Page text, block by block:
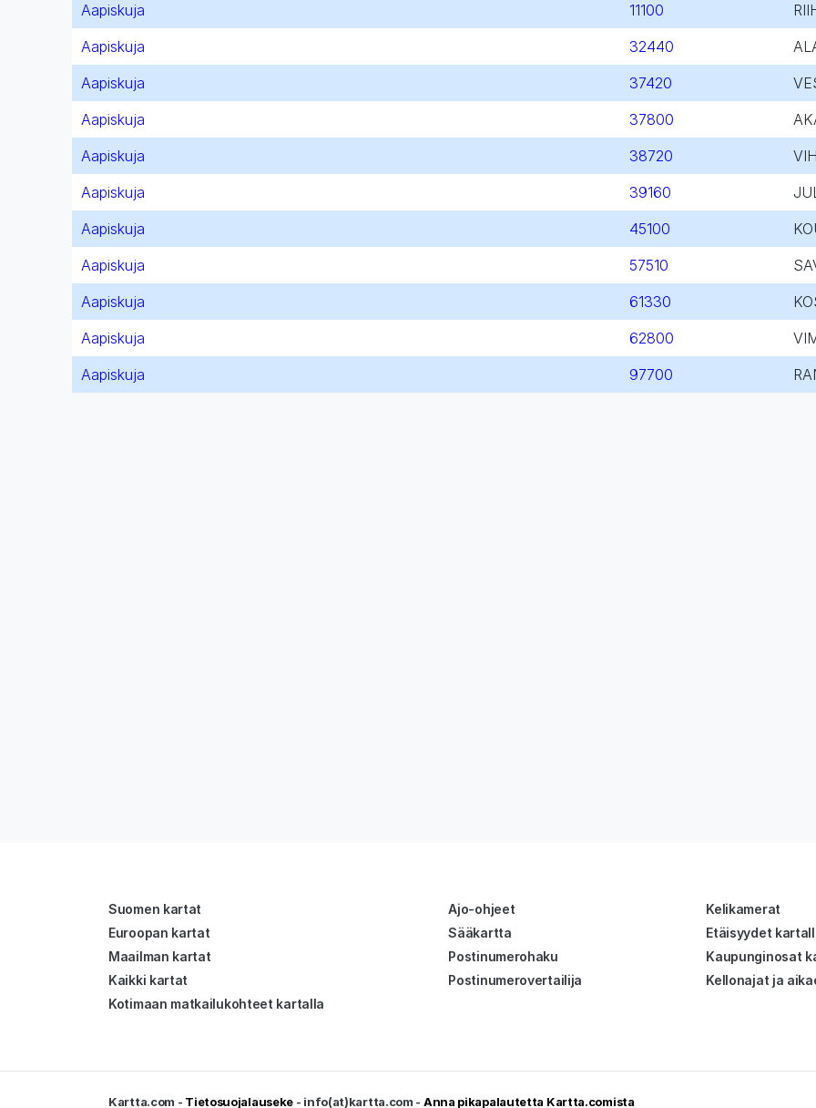
Aapiskuja 11100
Aapiskuja
32440
Aapiskuja
37420
Aapiskuja
37800
Aapiskuja
38720
Aapiskuja
39160
Aapiskuja
45100
Aapiskuja
57510
Aapiskuja
61330
Aapiskuja
62800
Aapiskuja
97700
Suomen kartat
Euroopan kartat
Maailman kartat
Kaikki kartat
Kotimaan matkailukohteet kartalla
Ajo-ohjeet
Sääkartta
Postinumerohaku
Postinumerovertailija
Kelikamerat
Etäisyydet
Kaupunginosat
Kellonajat ja
Kartta.com - Tietosuojalauseke - info(at)kartta.com - Anna pikapalautetta Kartta.comista